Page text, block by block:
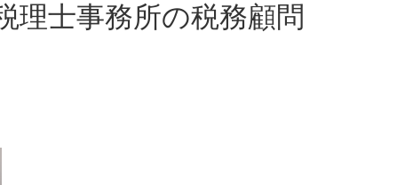
理士事務所の税務顧問